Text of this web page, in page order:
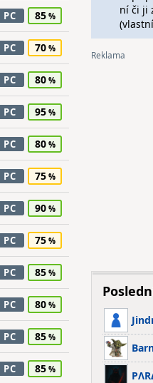
PC 85
PC 70
PC 80
PC 95
PC 80
PC 75
PC 90
PC 75
PC 85
PC 80
PC 85
PC 85
ní či ji